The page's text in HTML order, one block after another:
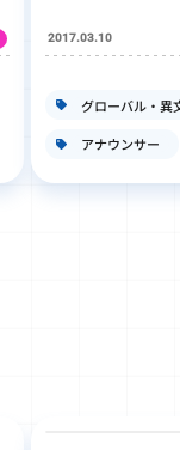
2017.03.10
グローバル・異
アナウンサー